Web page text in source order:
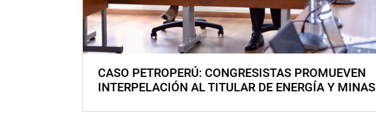
CASO PETROPERÚ: CONGRESISTAS PROMUEVEN
INTERPELACIÓN AL TITULAR DE ENERGÍA Y MINAS